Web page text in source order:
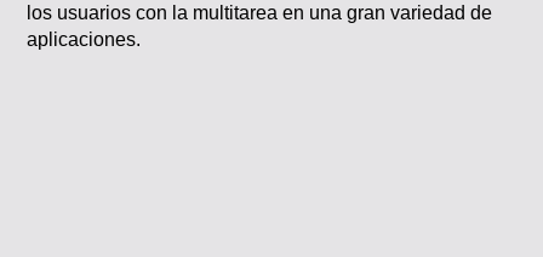
aplicaciones.